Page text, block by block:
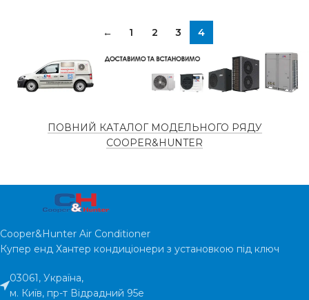
← 1 2 3 4
ПОВНИЙ КАТАЛОГ МОДЕЛЬНОГО РЯДУ
COOPER&HUNTER
Cooper&Hunter Air Conditioner
Купер енд Хантер кондиціонери з установкою під ключ
03061, Україна,
м. Київ, пр-т Відрадний 95е